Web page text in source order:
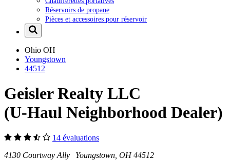
Réservoirs de propane
Pièces et accessoires pour réservoir
Ohio OH
Youngstown
44512
Geisler Realty LLC
(U-Haul Neighborhood Dealer)
14 évaluations
4130 Courtway Ally Youngstown, OH 44512